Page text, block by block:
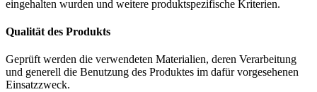
eingehalten wurden und weitere produktspezifische Kriterien.
Qualität des Produkts
Geprüft werden die verwendeten Materialien, deren Verarbeitung
und generell die Benutzung des Produktes im dafür vorgesehenen
Einsatzzweck.